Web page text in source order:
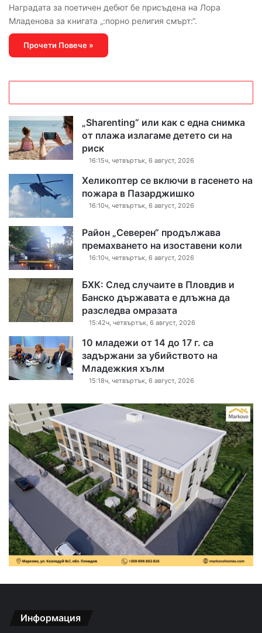
Наградата за поетичен дебют бе присъдена на Лора
Младенова за книгата „:порно религия смърт:“.
Прочети Повече »
„Sharenting“ или как с една снимка
от плажа излагаме детето си на
риск
16:15ч, четвъртък, 6 август, 2026
Хеликоптер се включи в гасенето на
пожара в Пазарджишко
16:10ч, четвъртък, 6 август, 2026
Район „Северен“ продължава
премахването на изоставени коли
16:10ч, четвъртък, 6 август, 2026
БХК: След случаите в Пловдив и
Банско държавата е длъжна да
разследва омразата
15:42ч, четвъртък, 6 август, 2026
10 младежи от 14 до 17 г. са
задържани за убийството на
Младежкия хълм
15:18ч, четвъртък, 6 август, 2026
Информация